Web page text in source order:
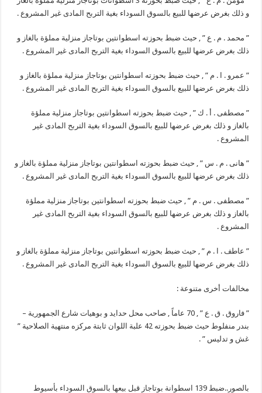
و ذلك بغرض عرضها للبيع بالسوق السوداء بغية التربح المادى غير المشروع .
” محمد . م . ع ” , حيث ضبط بحوزته اسطوانتين بوتاجاز منزلية مملؤة بالغاز و
ذلك بغرض عرضها للبيع بالسوق السوداء بغية التربح المادى غير المشروع .
” عمرو . ا . م ” , حيث ضبط بحوزته اسطوانتين بوتاجاز منزلية مملؤة بالغاز و
ذلك بغرض عرضها للبيع بالسوق السوداء بغية التربح المادى غير المشروع .
” مصطفى . أ . ك ” , حيث ضبط بحوزته اسطوانتين بوتاجاز منزلية مملؤة
بالغاز و ذلك بغرض عرضها للبيع بالسوق السوداء بغية التربح المادى غير
المشروع .
” هانى . م . س ” , حيث ضبط بحوزته اسطوانتين بوتاجاز منزلية مملؤة بالغاز و
ذلك بغرض عرضها للبيع بالسوق السوداء بغية التربح المادى غير المشروع .
” مصطفى . س . م ” , حيث ضبط بحوزته اسطوانتين بوتاجاز منزلية مملؤة
بالغاز و ذلك بغرض عرضها للبيع بالسوق السوداء بغية التربح المادى غير
المشروع .
” عاطف . ا . م ” , حيث ضبط بحوزته اسطوانتين بوتاجاز منزلية مملؤة بالغاز و
ذلك بغرض عرضها للبيع بالسوق السوداء بغية التربح المادى غير المشروع .
مخالفات أخرى متنوعة :
” فاروق . ق . ع ” , 70 عاماً , صاحب محل حدايد و بوهيات شارع الجمهورية –
بندر منفلوط حيث ضبط بحوزته 42 علبة اللوان ثابتة مركزه منتهية الصلاحية ”
غش و تدليس ” .
بالصور..ضبط 139 اسطوانة بوتاجاز قبل بيعها بالسوق السوداء بأسيوط